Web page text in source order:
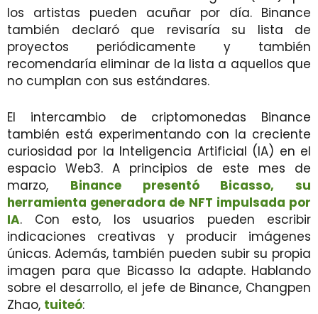
los artistas pueden acuñar por día. Binance
también declaró que revisaría su lista de
proyectos periódicamente y también
recomendaría eliminar de la lista a aquellos que
no cumplan con sus estándares.
El intercambio de criptomonedas Binance
también está experimentando con la creciente
curiosidad por la Inteligencia Artificial (IA) en el
espacio Web3. A principios de este mes de
marzo, Binance presentó Bicasso, su
herramienta generadora de NFT impulsada por
IA. Con esto, los usuarios pueden escribir
indicaciones creativas y producir imágenes
únicas. Además, también pueden subir su propia
imagen para que Bicasso la adapte. Hablando
sobre el desarrollo, el jefe de Binance, Changpen
Zhao, tuiteó: